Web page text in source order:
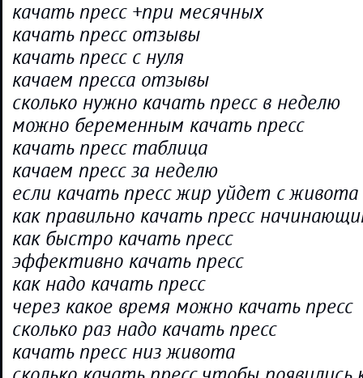
качать пресс +при месячных
качать пресс отзывы
качать пресс с нуля
качаем пресса отзывы
сколько нужно качать пресс в неделю
можно беременным качать пресс
качать пресс таблица
качаем пресс за неделю
если качать пресс жир уйдет с живота
как правильно качать пресс
как быстро качать пресс
эффективно качать пресс
как надо качать пресс
через какое время можно качать пресс
сколько раз надо качать пресс
качать пресс низ живота